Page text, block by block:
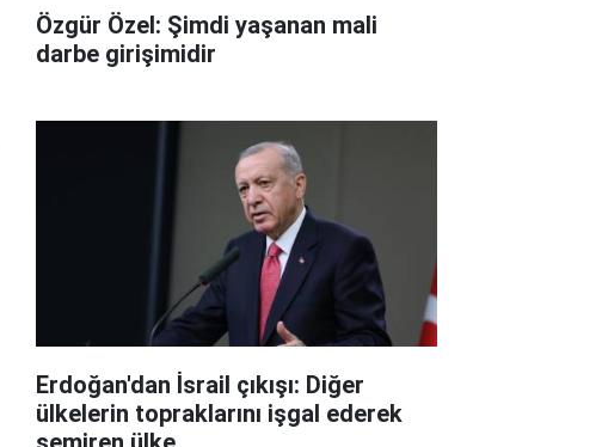
Özgür Özel: Şimdi yaşanan mali
darbe girişimidir
Erdoğan'dan İsrail çıkışı: Diğer
ülkelerin topraklarını işgal ederek